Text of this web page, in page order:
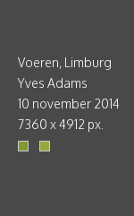
Voeren, Limburg
Yves Adams
10 november 2014
7360 x 4912 px.